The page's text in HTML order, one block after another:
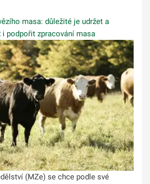
masa: důležité je udržet a
i podpořit zpracování masa
(MZe) se chce podle své